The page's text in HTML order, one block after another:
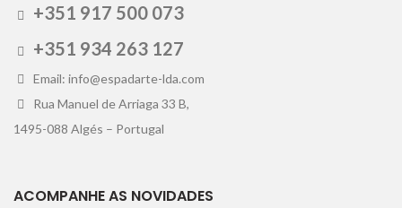
+351 917 500 073
+351 934 263 127
Email: info@espadarte-lda.com
Rua Manuel de Arriaga 33 B,
1495-088 Algés – Portugal
ACOMPANHE AS NOVIDADES